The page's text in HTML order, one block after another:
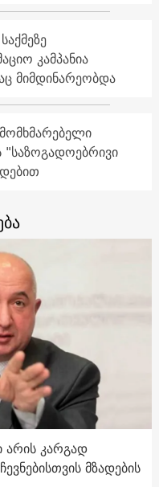
კამპანია
მიმდინარეობდა
მომხმარებელი
"საზოგადოებრივი
არის კარგად
მზადების